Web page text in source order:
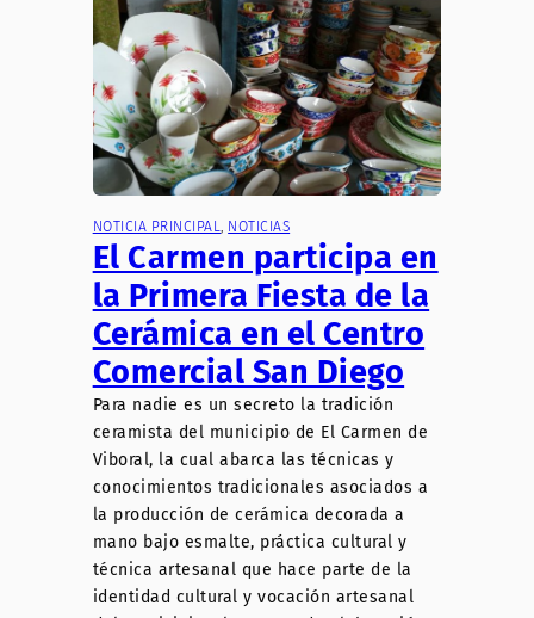
NOTICIA PRINCIPAL, NOTICIAS
El Carmen participa en
la Primera Fiesta de la
Cerámica en el Centro
Comercial San Diego
Para nadie es un secreto la tradición
ceramista del municipio de El Carmen de
Viboral, la cual abarca las técnicas y
conocimientos tradicionales asociados a
la producción de cerámica decorada a
mano bajo esmalte, práctica cultural y
técnica artesanal que hace parte de la
identidad cultural y vocación artesanal